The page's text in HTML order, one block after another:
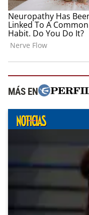
MÁS EN